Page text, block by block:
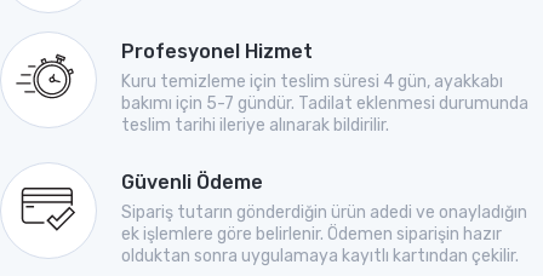
Profesyonel Hizmet
Kuru temizleme için teslim süresi 4 gün, ayakkabı
bakımı için 5-7 gündür. Tadilat eklenmesi durumunda
teslim tarihi ileriye alınarak bildirilir.
Güvenli Ödeme
Sipariş tutarın gönderdiğin ürün adedi ve onayladığın
ek işlemlere göre belirlenir. Ödemen siparişin hazır
olduktan sonra uygulamaya kayıtlı kartından çekilir.